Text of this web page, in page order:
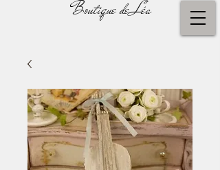
Boutique de Léa